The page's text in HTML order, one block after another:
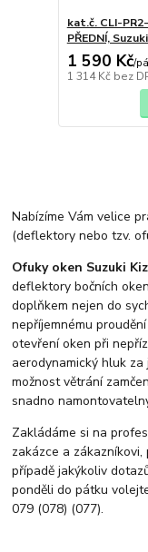
kat.č. CLI-
PŘEDNÍ,
1 590 Kč/
1 314 Kč bez
Nabízíme Vám velice
(deflektory nebo tzv.
Ofuky oken Suzuki
deflektory bočních
doplňkem nejen do
nepříjemnému
otevření oken při
aerodynamický hluk
možnost větrání
snadno
Zakládáme si na
zakázce a
případě jakýkoliv
ponděli do pátku
079 (078) (077).